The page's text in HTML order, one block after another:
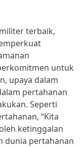
terbaik,
untuk
upaya dalam
pertahanan
Seperti
“Kita
ketinggalan
dunia pertahanan